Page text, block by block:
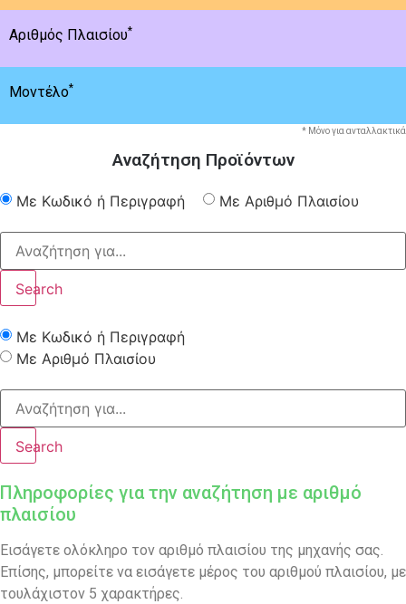
Αριθμός Πλαισίου*
Μοντέλο*
* Μόνο για ανταλλακτικά
Αναζήτηση Προϊόντων
Με Κωδικό ή Περιγραφή Με Αριθμό Πλαισίου
Search
Με Κωδικό ή Περιγραφή
Με Αριθμό Πλαισίου
Search
Πληροφορίες για την αναζήτηση με αριθμό
πλαισίου
Εισάγετε ολόκληρο τον αριθμό πλαισίου της μηχανής σας.
Επίσης, μπορείτε να εισάγετε μέρος του αριθμού πλαισίου, με
τουλάχιστον 5 χαρακτήρες.